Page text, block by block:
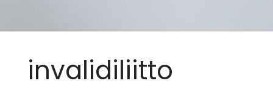
invalidiliitto